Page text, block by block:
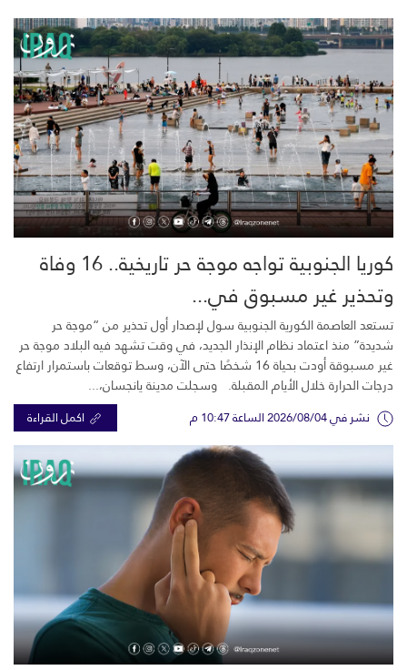
كوريا الجنوبية تواجه موجة حر تاريخية.. 16 وفاة
وتحذير غير مسبوق في...
تستعد العاصمة الكورية الجنوبية سول لإصدار أول تحذير من “موجة حر
شديدة” منذ اعتماد نظام الإنذار الجديد، في وقت تشهد فيه البلاد موجة حر
غير مسبوقة أودت بحياة 16 شخصًا حتى الآن، وسط توقعات باستمرار ارتفاع
درجات الحرارة خلال الأيام المقبلة. وسجلت مدينة يانجسان،...
نشر في 2026/08/04 الساعة 10:47 م اكمل القراءة